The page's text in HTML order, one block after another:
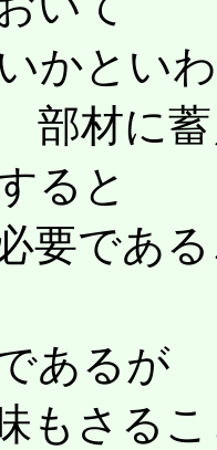
かとい
部材に
ると
要であ
あるが
もさる